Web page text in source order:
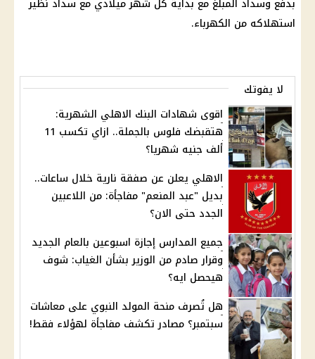
استهلاكه من الكهرباء.
لا يفوتك
اقوى شهادات البنك الاهلي الشهرية:
هتقبضك فلوس بالجملة.. ازاي تكسب 11
ألف جنيه شهريا؟
الاهلي يعلن عن صفقة نارية خلال ساعات..
بديل "عبد المنعم" مفاجأة: من اللاعبين
الجدد حتى الان؟
جميع المدارس إجازة اسبوعين بالعام الجديد
وقرار صادم من الوزير بشأن الغياب: شوف
هيحصل ايه؟
هل تُصرف منحة المولد النبوي على معاشات
سبتمبر؟ مصادر تكشف مفاجأة لهؤلاء فقط!